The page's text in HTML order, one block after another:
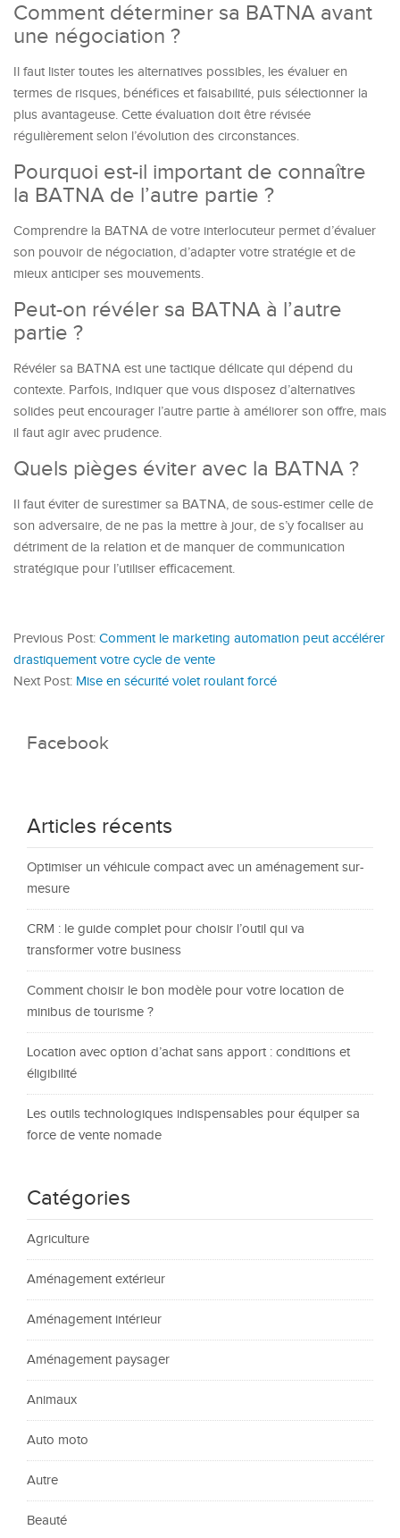
Comment déterminer sa BATNA avant
une négociation ?
Il faut lister toutes les alternatives possibles, les évaluer en
termes de risques, bénéfices et faisabilité, puis sélectionner la
plus avantageuse. Cette évaluation doit être révisée
régulièrement selon l’évolution des circonstances.
Pourquoi est-il important de connaître
la BATNA de l’autre partie ?
Comprendre la BATNA de votre interlocuteur permet d’évaluer
son pouvoir de négociation, d’adapter votre stratégie et de
mieux anticiper ses mouvements.
Peut-on révéler sa BATNA à l’autre
partie ?
Révéler sa BATNA est une tactique délicate qui dépend du
contexte. Parfois, indiquer que vous disposez d’alternatives
solides peut encourager l’autre partie à améliorer son offre, mais
il faut agir avec prudence.
Quels pièges éviter avec la BATNA ?
Il faut éviter de surestimer sa BATNA, de sous-estimer celle de
son adversaire, de ne pas la mettre à jour, de s’y focaliser au
détriment de la relation et de manquer de communication
stratégique pour l’utiliser efficacement.
Previous Post: Comment le marketing automation peut accélérer
drastiquement votre cycle de vente
Next Post: Mise en sécurité volet roulant forcé
Facebook
Articles récents
Optimiser un véhicule compact avec un aménagement sur-
mesure
CRM : le guide complet pour choisir l’outil qui va
transformer votre business
Comment choisir le bon modèle pour votre location de
minibus de tourisme ?
Location avec option d’achat sans apport : conditions et
éligibilité
Les outils technologiques indispensables pour équiper sa
force de vente nomade
Catégories
Agriculture
Aménagement extérieur
Aménagement intérieur
Aménagement paysager
Animaux
Auto moto
Autre
Beauté